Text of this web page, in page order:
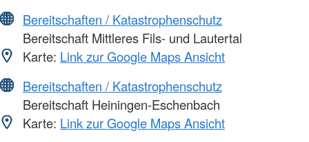
Bereitschaften / Katastrophenschutz
Bereitschaft Mittleres Fils- und Lautertal
Karte: Link zur Google Maps Ansicht
Bereitschaften / Katastrophenschutz
Bereitschaft Heiningen-Eschenbach
Karte: Link zur Google Maps Ansicht